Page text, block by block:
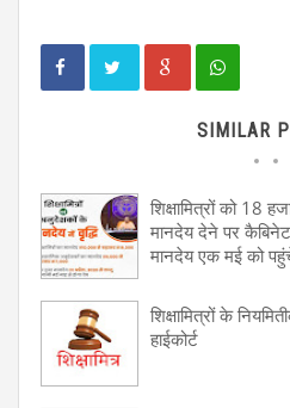
SIMILAR
शिक्षामित्रों को 18
मानदेय देने पर
मानदेय एक मई को
शिक्षामित्रों के
हाईकोर्ट